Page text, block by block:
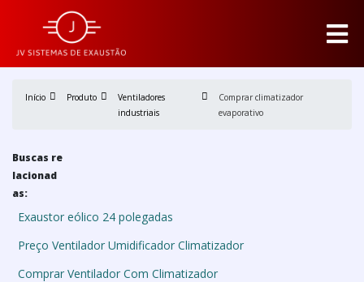
Início Produto
Ventiladores
industriais
Comprar climatizador
evaporativo
Buscas re
lacionad
as:
Exaustor eólico 24 polegadas
Preço Ventilador Umidificador Climatizador
Comprar Ventilador Com Climatizador